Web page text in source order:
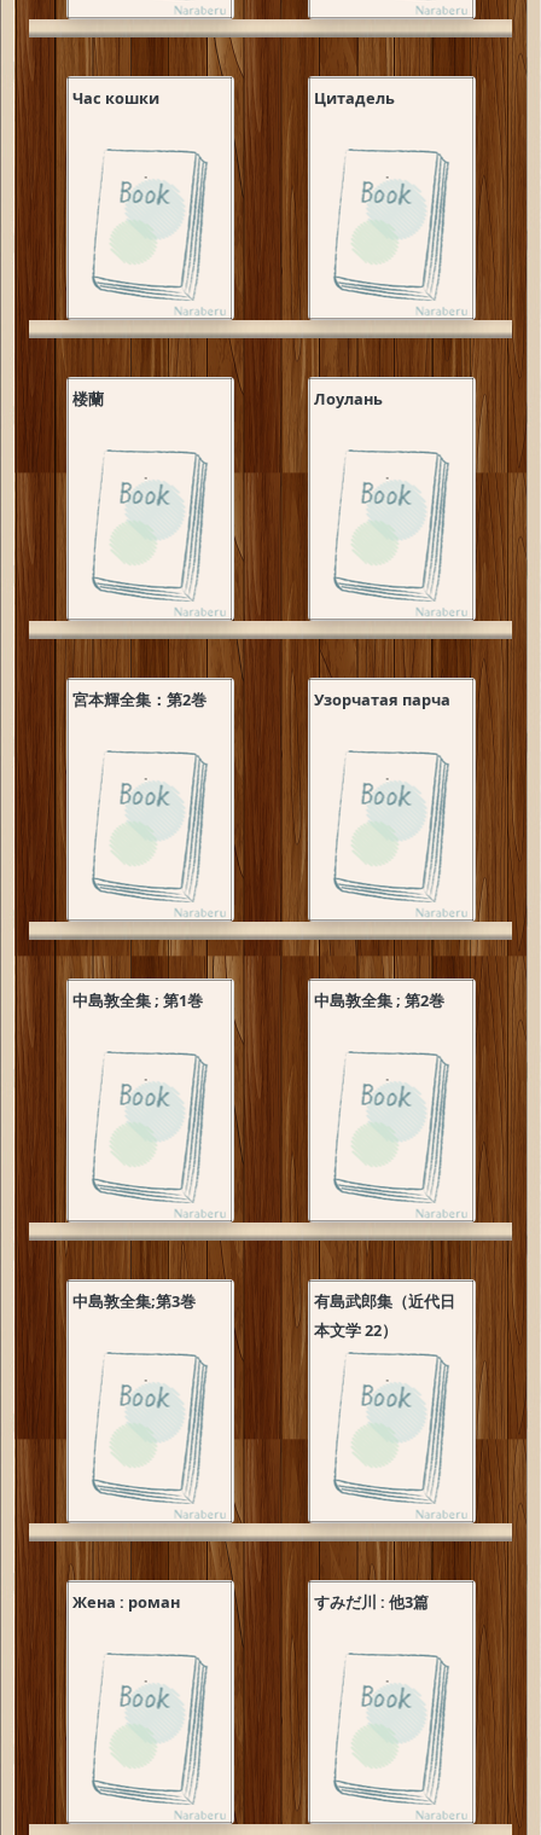
Час кошки Цитадель
楼蘭 Лоулань
宮本輝全集：第2巻 Узорчатая парча
中島敦全集 ; 第1巻 中島敦全集 ; 第2巻
中島敦全集;第3巻
有島武郎集（近代日
本文学 22）
Жена : роман すみだ川 : 他3篇